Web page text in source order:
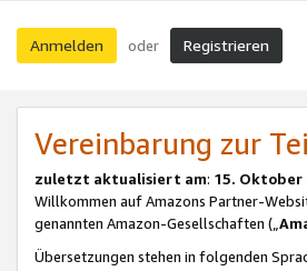
Anmelden oder Registrieren
Vereinbarung zur
zuletzt aktualisiert am: 15. Oktober
Willkommen auf Amazons Partner-
genannten Amazon-Gesellschaften („
Übersetzungen stehen in folgenden